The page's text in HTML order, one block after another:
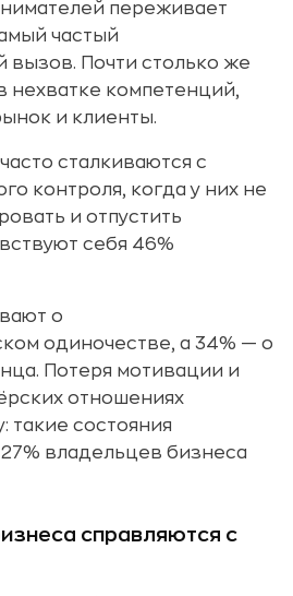
переживает
частый
вызов. Почти столько же
нехватке компетенций,
и клиенты.
сталкиваются с
контроля, когда у них не
и отпустить
себя 46%
о
одиночестве, а 34% — о
Потеря мотивации и
отношениях
такие состояния
владельцев бизнеса
справляются с